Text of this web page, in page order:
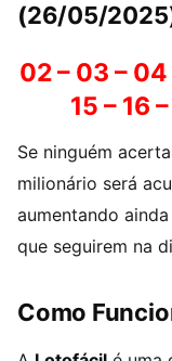
(26/05/
02 – 03 – 04
15 – 16
Se ninguém
milionário será
aumentando
que seguirem na
Como